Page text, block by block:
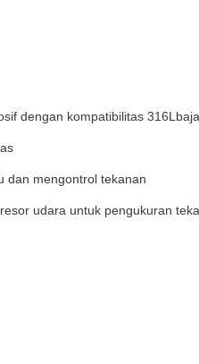
dengan kompatibilitas 316L
dan mengontrol tekanan
udara untuk pengukuran